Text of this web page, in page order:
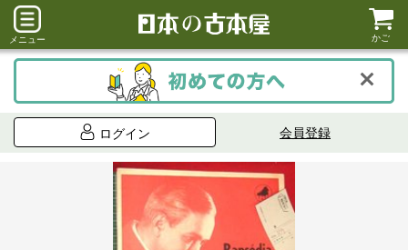
メニュー かご
ログイン 会員登録